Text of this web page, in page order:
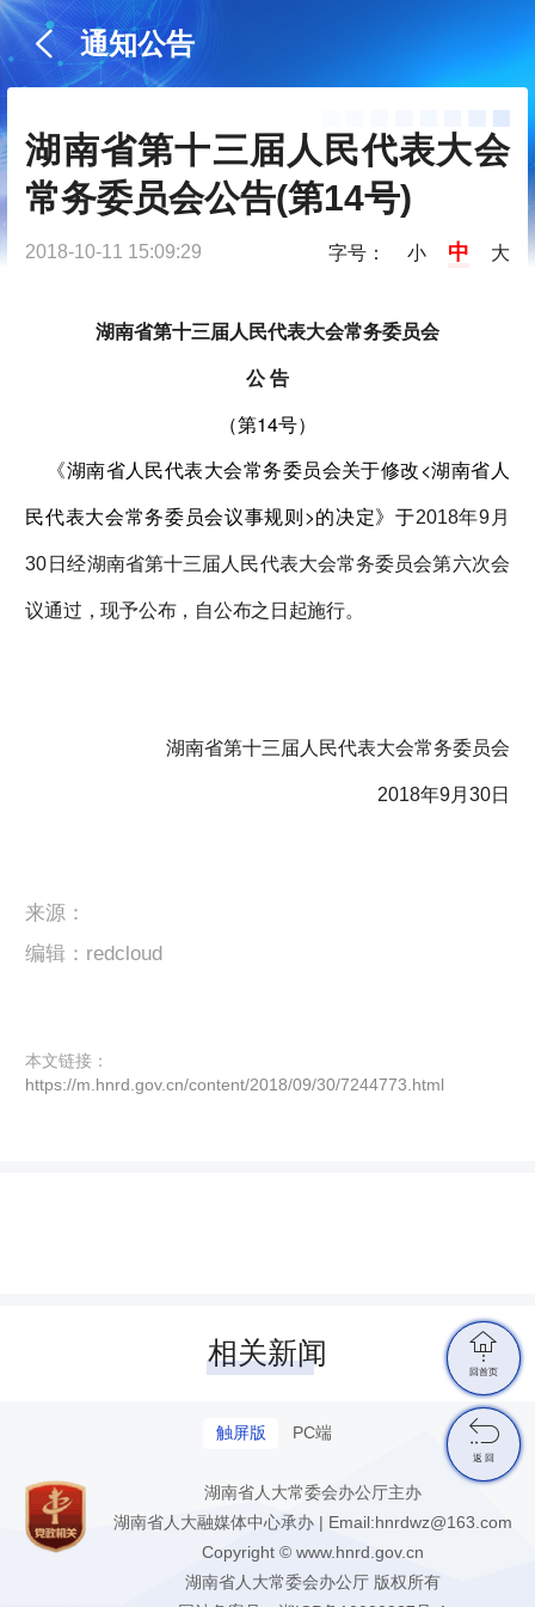
通知公告
湖南省第十三届人民代表大会
常务委员会公告(第14号)
2018-10-11 15:09:29 字号： 小 中 大
湖南省第十三届人民代表大会常务委员会
公 告
（第14号）
《湖南省人民代表大会常务委员会关于修改<湖南省人
民代表大会常务委员会议事规则>的决定》于2018年9月
30日经湖南省第十三届人民代表大会常务委员会第六次会
议通过，现予公布，自公布之日起施行。
湖南省第十三届人民代表大会常务委员会
2018年9月30日
来源：
编辑：redcloud
本文链接：
https://m.hnrd.gov.cn/content/2018/09/30/7244773.html
相关新闻
触屏版 PC端
湖南省人大常委会办公厅主办
湖南省人大融媒体中心承办 | Email:hnrdwz@163.com
Copyright © www.hnrd.gov.cn
湖南省人大常委会办公厅 版权所有

回首页

返 回